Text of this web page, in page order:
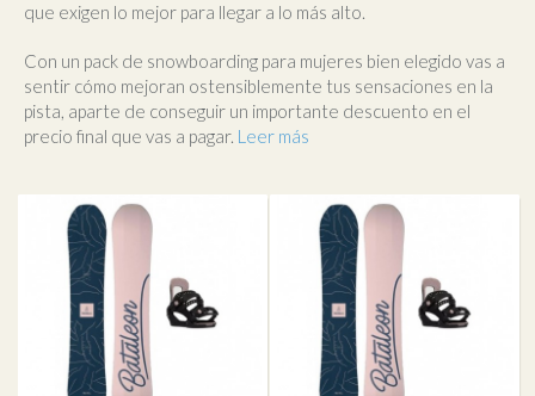
que exigen lo mejor para llegar a lo más alto.
Con un pack de snowboarding para mujeres bien elegido vas a
sentir cómo mejoran ostensiblemente tus sensaciones en la
pista, aparte de conseguir un importante descuento en el
precio final que vas a pagar. Leer más